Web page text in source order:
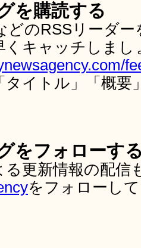
を購読する
どのRSSリーダ
くキャッチしま
タイトル」「概要
をフォローす
る更新情報の配
をフォローし